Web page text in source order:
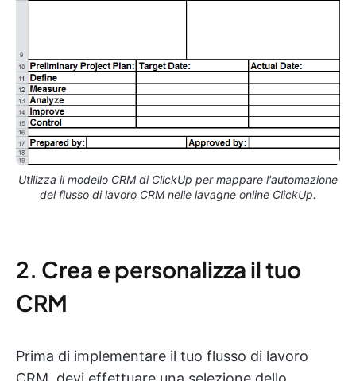
Utilizza il modello CRM di ClickUp per mappare l'automazione
del flusso di lavoro CRM nelle lavagne online ClickUp.
2. Crea e personalizza il tuo
CRM
Prima di implementare il tuo flusso di lavoro